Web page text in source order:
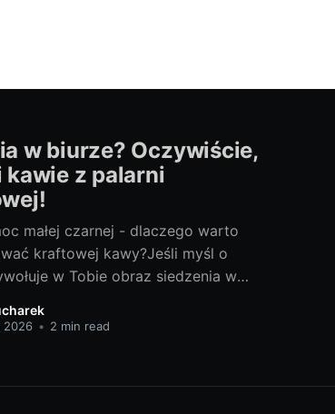
w biurze? Oczywiście,
kawie z palarni
małej czarnej - dlaczego warto
kraftowej kawy?Jeśli myśl o
w Tobie obraz siedzenia w
biurze i picia typowej kawy z
mamy dla Ciebie świetną
odmianę – kawę z
2026 • 2 min read